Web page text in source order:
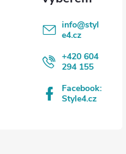
info@styl
e4.cz
+420 604
294 155
Facebook:
Style4.cz